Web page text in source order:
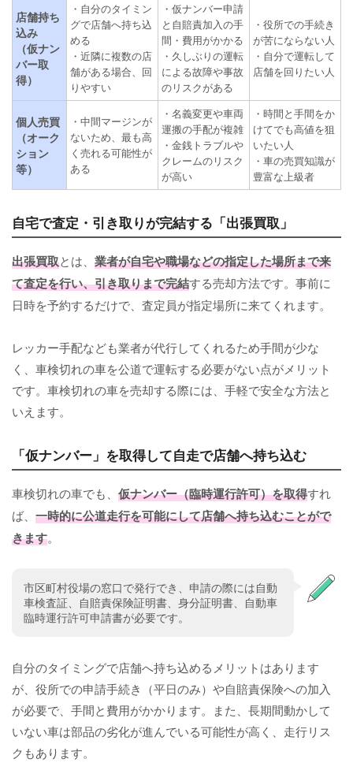
店舗持ち
込み
（仮ナン
バー取
得）
・自分のタイミン
グで店舗へ持ち込
める
・近隣に複数の店
舗がある場合、回
りやすい
・仮ナンバー申請
と自賠責加入の手
間・費用がかかる
・久しぶりの運転
による故障や事故
のリスクがある
・役所での手続き
が苦にならない人
・自分で運転して
店舗を回りたい人
個人売買
（オーク
ション
等）
・中間マージンが
ないため、最も高
く売れる可能性が
ある
・名義変更や車両
運搬の手配が複雑
・金銭トラブルや
クレームのリスク
が高い
・時間と手間をか
けてでも高値を狙
いたい人
・車の売買知識が
豊富な上級者
自宅で査定・引き取りが完結する「出張買取」
出張買取とは、 業者が自宅や職場などの指定した場所まで来
て査定を行い、引き取りまで完結する売却方法です。事前に
日時を予約するだけで、査定員が指定場所に来てくれます。
レッカー手配なども業者が代行してくれるため手間が少な
く、車検切れの車を公道で運転する必要がない点がメリット
です。車検切れの車を売却する際には、手軽で安全な方法と
いえます。
「仮ナンバー」を取得して自走で店舗へ持ち込む
車検切れの車でも、 仮ナンバー（臨時運行許可）を取得すれ
ば、 一時的に公道走行を可能にして店舗へ持ち込むことがで
きます。
市区町村役場の窓口で発行でき、申請の際には自動
車検査証、自賠責保険証明書、身分証明書、自動車
臨時運行許可申請書が必要です。
自分のタイミングで店舗へ持ち込めるメリットはあります
が、役所での申請手続き（平日のみ）や自賠責保険への加入
が必要で、手間と費用がかかります。また、長期間動かして
いない車は部品の劣化が進んでいる可能性が高く、走行リス
クもあります。